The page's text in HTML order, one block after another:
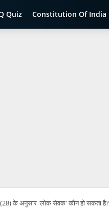
Quiz Constitution Of India
2(28) के अनुसार 'लोक सेवक' कौन हो सकता है?